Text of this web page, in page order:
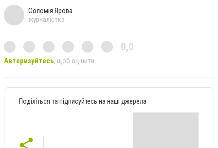
Соломія Ярова
журналістка
0,0
Авторизуйтесь, щоб оцінити
Поділіться та підписуйтесь на наші джерела